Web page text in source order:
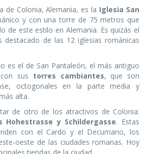
de Colonia, Alemania, es la Iglesia San
y con una torre de 75 metros que
de este estilo en Alemania. Es quizás el
de las 12 iglesias románicas
es el de San Pantaleón, el más antiguo
sus torres cambiantes, que son
octogonales en la parte media y
alta.
de otro de los atractivos de Colonia:
Hohestrasse y Schildergasse. Estas
con el Cardo y el Decumano, los
oeste de las ciudades romanas. Hoy